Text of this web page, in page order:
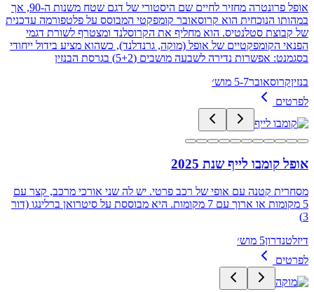
אופל פרונטרה מחזיר לחיים שם היסטורי של דגם שטח משנות ה-90, אך
במהותו הנוכחית הוא קרוסאובר קומפקטי המבוסס על פלטפורמה עדכנית
של קבוצת סטלנטיס. הוא מחליף את הקרוסלנד ומצטרף לשורת דגמי
הפנאי הקומפקטיים של אופל (מוקה, גרנדלנד), כשהוא מציע בידול ייחודי
בסגמנט: אפשרות נדירה לשבעה מושבים (5+2) בגרסת הבנזין
בנזיןקרוסאובר5-7 מוש׳
לפרטים
אופל קומבו לייף שנת 2025
מסחרית קטנה עם אופי של רכב פרטי. יש לה שני אורכי מרכב, קצר עם
5 מקומות או ארוך עם 7 מקומות. היא מבוססת על סיטרואן ברלינגו (דור
3)
דיזלטנדרון5 מוש׳
לפרטים